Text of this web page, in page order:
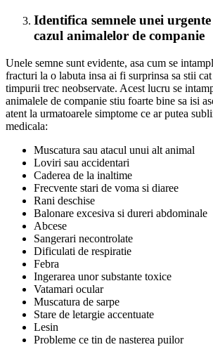
Identifica semnele unei
cazul animalelor de companie
Unele semne sunt evidente, asa cum se
fracturi la o labuta insa ai fi surprinsa sa stii
timpurii trec neobservate. Acest lucru se
animalele de companie stiu foarte bine sa isi
atent la urmatoarele simptome ce ar putea
medicala:
Muscatura sau atacul unui alt animal
Loviri sau accidentari
Caderea de la inaltime
Frecvente stari de voma si diaree
Rani deschise
Balonare excesiva si dureri abdominale
Abcese
Sangerari necontrolate
Dificulati de respiratie
Febra
Ingerarea unor substante toxice
Vatamari ocular
Muscatura de sarpe
Stare de letargie accentuate
Lesin
Probleme ce tin de nasterea puilor